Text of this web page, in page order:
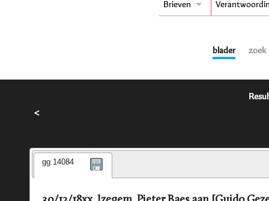
Brieven
blader zoek
<
gg.14084